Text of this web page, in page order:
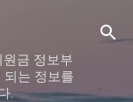
금 정보부
되는 정보를
.